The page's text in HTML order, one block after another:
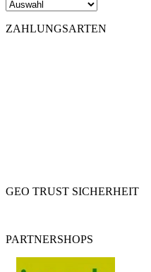
ZAHLUNGSARTEN
GEO TRUST SICHERHEIT
PARTNERSHOPS